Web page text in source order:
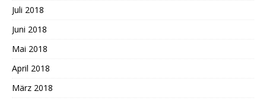
Juli 2018
Juni 2018
Mai 2018
April 2018
März 2018